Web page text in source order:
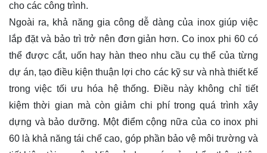
cho các công trình.
Ngoài ra, khả năng gia công dễ dàng của inox giúp việc
lắp đặt và bảo trì trở nên đơn giản hơn. Co inox phi 60 có
thể được cắt, uốn hay hàn theo nhu cầu cụ thể của từng
dự án, tạo điều kiện thuận lợi cho các kỹ sư và nhà thiết kế
trong việc tối ưu hóa hệ thống. Điều này không chỉ tiết
kiệm thời gian mà còn giảm chi phí trong quá trình xây
dựng và bảo dưỡng. Một điểm cộng nữa của co inox phi
60 là khả năng tái chế cao, góp phần bảo vệ môi trường và